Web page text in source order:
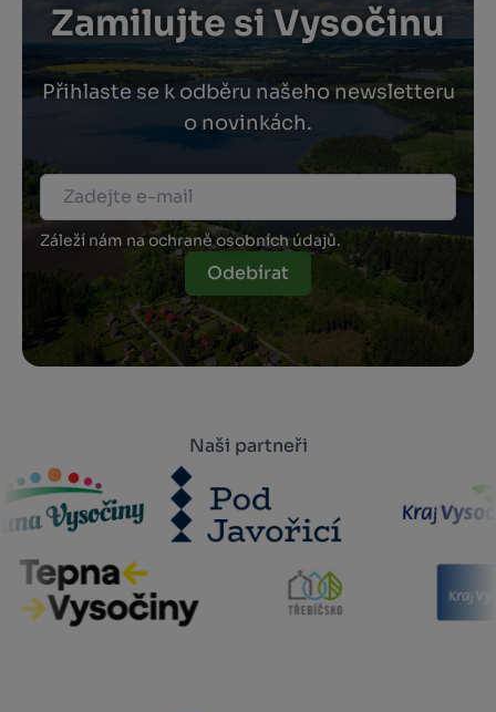
Zamilujte si Vysočinu
Přihlaste se k odběru našeho newsletteru
o novinkách.
Záleží nám na ochraně osobních údajů.
Odebírat
Naši partneři